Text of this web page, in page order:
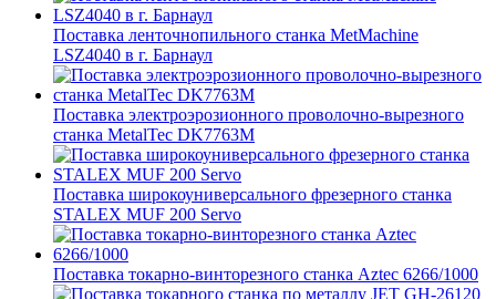
Поставка ленточнопильного станка MetMachine
LSZ4040 в г. Барнаул
Поставка электроэрозионного проволочно-вырезного
станка MetalTec DK7763M
Поставка широкоуниверсального фрезерного станка
STALEX MUF 200 Servo
Поставка токарно-винторезного станка Aztec 6266/1000